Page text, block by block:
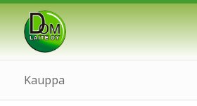
Kauppa